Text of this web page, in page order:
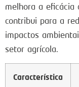
melhora a eficácia
contribui para a
impactos
setor agrícola.
Característica